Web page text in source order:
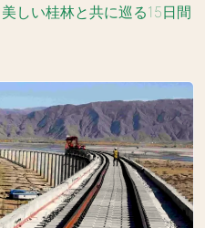
しい桂林と共に巡る15日間